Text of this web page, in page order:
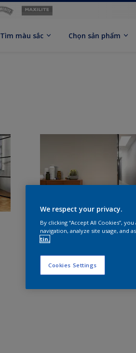
Tìm màu sắc Chọn sản phẩm
We respect your privacy.
By clicking “Accept All Cookies”,
navigation, analyze site usage, and
tin.
Cookies Settings